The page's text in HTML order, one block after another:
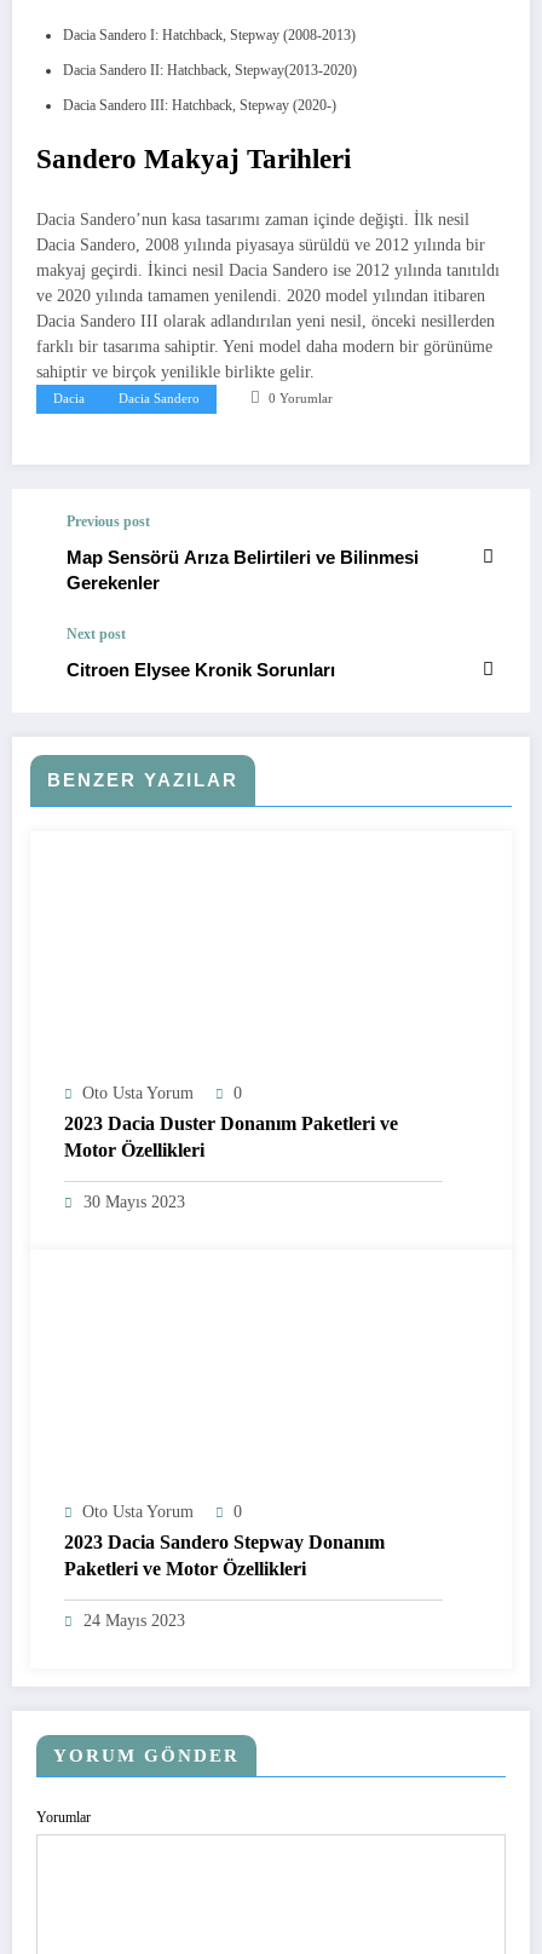
Dacia Sandero I: Hatchback, Stepway (2008-2013)
Dacia Sandero II: Hatchback, Stepway(2013-2020)
Dacia Sandero III: Hatchback, Stepway (2020-)
Sandero Makyaj Tarihleri
Dacia Sandero’nun kasa tasarımı zaman içinde değişti. İlk nesil
Dacia Sandero, 2008 yılında piyasaya sürüldü ve 2012 yılında bir
makyaj geçirdi. İkinci nesil Dacia Sandero ise 2012 yılında tanıtıldı
ve 2020 yılında tamamen yenilendi. 2020 model yılından itibaren
Dacia Sandero III olarak adlandırılan yeni nesil, önceki nesillerden
farklı bir tasarıma sahiptir. Yeni model daha modern bir görünüme
sahiptir ve birçok yenilikle birlikte gelir.
Dacia Dacia Sandero 0 Yorumlar
Previous post
Map Sensörü Arıza Belirtileri ve Bilinmesi
Gerekenler
Next post
Citroen Elysee Kronik Sorunları
BENZER YAZILAR
Oto Usta Yorum 0
2023 Dacia Duster Donanım Paketleri ve
Motor Özellikleri
30 Mayıs 2023
Oto Usta Yorum 0
2023 Dacia Sandero Stepway Donanım
Paketleri ve Motor Özellikleri
24 Mayıs 2023
YORUM GÖNDER
Yorumlar